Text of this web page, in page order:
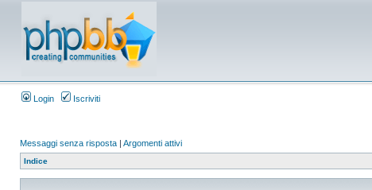
Login Iscriviti
Messaggi senza risposta | Argomenti attivi
Indice